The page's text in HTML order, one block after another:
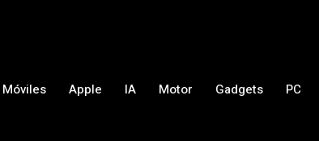
Móviles Apple IA Motor Gadgets PC